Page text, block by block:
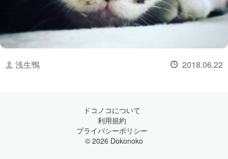
浅生鴨 2018.06.22
ドコノコについて
利用規約
プライバシーポリシー
© 2026 Dokonoko